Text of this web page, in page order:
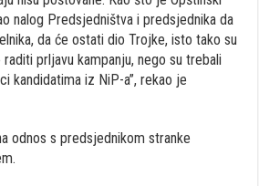
nalog Predsjedništva i predsjednika da
da će ostati dio Trojke, isto tako su
prljavu kampanju, nego su trebali
kandidatima iz NiP-a”, rekao je
odnos s predsjednikom stranke